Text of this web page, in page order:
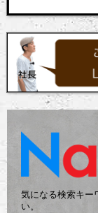
気になる検索キー
い。